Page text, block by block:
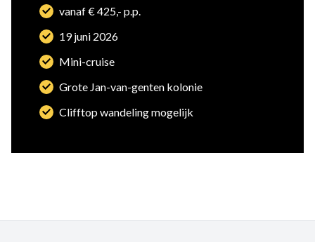
vanaf € 425,- p.p.
19 juni 2026
Mini-cruise
Grote Jan-van-genten kolonie
Clifftop wandeling mogelijk